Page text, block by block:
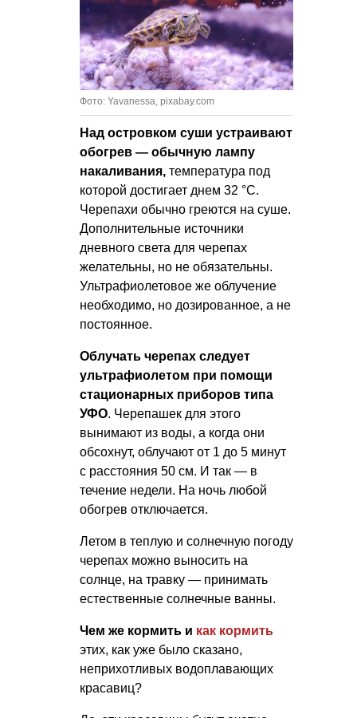
Фото: Yavanessa, pixabay.com
Над островком суши устраивают
обогрев — обычную лампу
накаливания, температура под
которой достигает днем 32 °C.
Черепахи обычно греются на суше.
Дополнительные источники
дневного света для черепах
желательны, но не обязательны.
Ультрафиолетовое же облучение
необходимо, но дозированное, а не
постоянное.
Облучать черепах следует
ультрафиолетом при помощи
стационарных приборов типа
УФО. Черепашек для этого
вынимают из воды, а когда они
обсохнут, облучают от 1 до 5 минут
с расстояния 50 см. И так — в
течение недели. На ночь любой
обогрев отключается.
Летом в теплую и солнечную погоду
черепах можно выносить на
солнце, на травку — принимать
естественные солнечные ванны.
Чем же кормить и как кормить
этих, как уже было сказано,
неприхотливых водоплавающих
красавиц?